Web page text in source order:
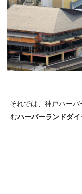
それでは、神戸ハー
むハーバーランドダ